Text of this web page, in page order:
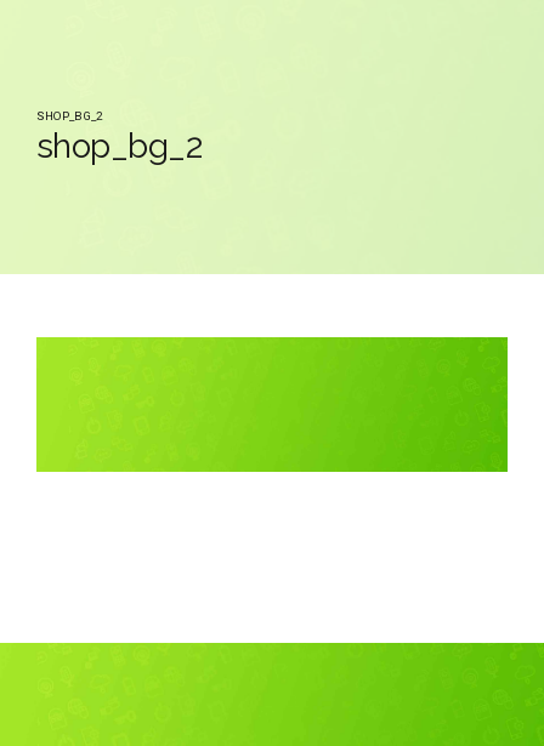
SHOP_BG_2
shop_bg_2